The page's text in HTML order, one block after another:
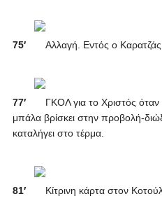
75′ Αλλαγή. Εντός ο Καρατζάς,
77′
ΓΚΟΛ για το Χριστός
μπάλα βρίσκει στην προβολή-
καταλήγει στο τέρμα.
81′ Κίτρινη κάρτα στον